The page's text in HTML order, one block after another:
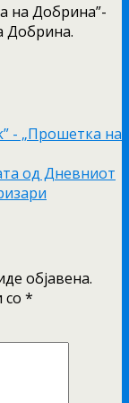
на Добрина”-
Добрина.
- „Прошетка на
од Дневниот
објавена.
со *